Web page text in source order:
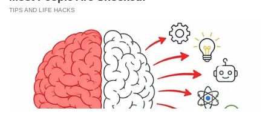
serta terverifikasi dari sumber yang tepat.
Follow Kabarbaru